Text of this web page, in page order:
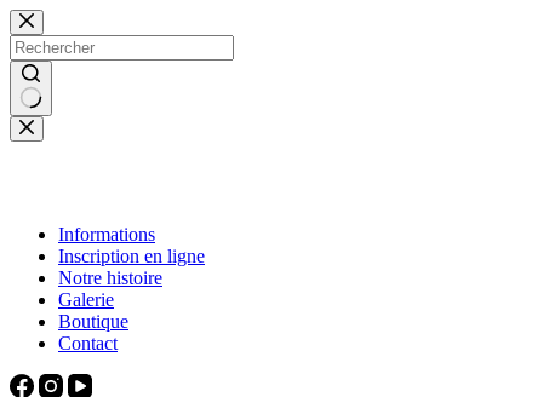
Passer
au
contenu
Aucun
résultat
Informations
Inscription en ligne
Notre histoire
Galerie
Boutique
Contact